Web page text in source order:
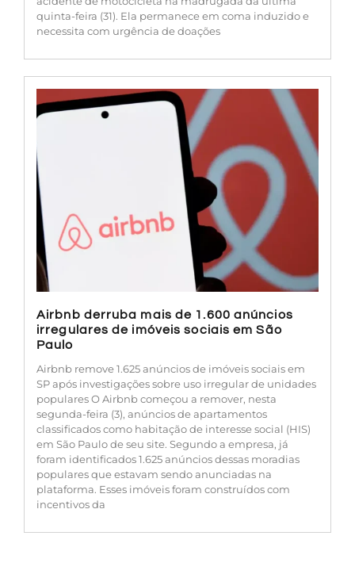
quinta-feira (31). Ela permanece em coma induzido e
necessita com urgência de doações
Airbnb derruba mais de 1.600 anúncios
irregulares de imóveis sociais em São
Paulo
Airbnb remove 1.625 anúncios de imóveis sociais em
SP após investigações sobre uso irregular de unidades
populares O Airbnb começou a remover, nesta
segunda-feira (3), anúncios de apartamentos
classificados como habitação de interesse social (HIS)
em São Paulo de seu site. Segundo a empresa, já
foram identificados 1.625 anúncios dessas moradias
populares que estavam sendo anunciadas na
plataforma. Esses imóveis foram construídos com
incentivos da